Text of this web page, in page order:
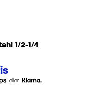
1/2-1/4
eller